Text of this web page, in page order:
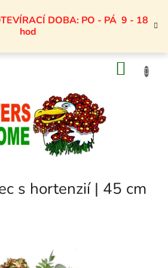
DOBA: PO - PÁ 9 - 18
hod
s hortenzií | 45 cm